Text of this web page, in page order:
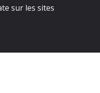
sur les sites